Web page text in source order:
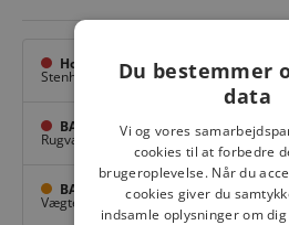
Hovedlager
Stenhuggervej 10, Odense M
BAGGI Tarup Center
Rugvang 36, Odense NV
BAGGI Nyborg
Vægtergade 1,Nyborg
Du bestemmer
data
Vi og vores
cookies til at forbedre
brugeroplevelse. Når du
cookies giver du
indsamle oplysninger om